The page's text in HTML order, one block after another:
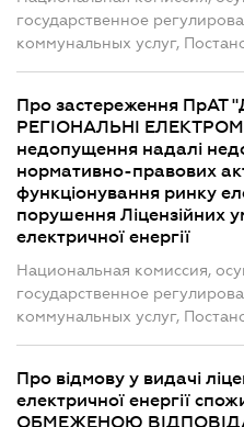
государственное
коммунальных услуг,
Про застереження ПрАТ
РЕГІОНАЛЬНІ
недопущення надалі
нормативно-правових
функціонування ринку
порушення Ліцензійних
електричної енергії
Национальная комиссия,
государственное
коммунальных услуг,
Про відмову у видачі
електричної енергії
ОБМЕЖЕНОЮ